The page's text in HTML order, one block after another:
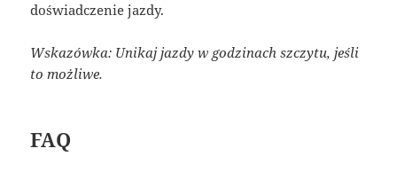
doświadczenie jazdy.
Wskazówka: Unikaj jazdy w godzinach szczytu, jeśli
to możliwe.
FAQ